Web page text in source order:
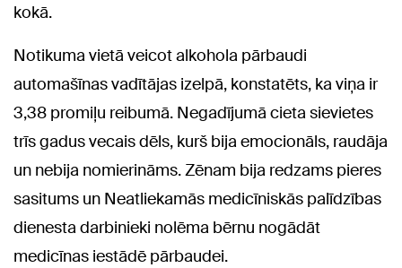
kokā.
Notikuma vietā veicot alkohola pārbaudi
automašīnas vadītājas izelpā, konstatēts, ka viņa ir
3,38 promiļu reibumā. Negadījumā cieta sievietes
trīs gadus vecais dēls, kurš bija emocionāls, raudāja
un nebija nomierināms. Zēnam bija redzams pieres
sasitums un Neatliekamās medicīniskās palīdzības
dienesta darbinieki nolēma bērnu nogādāt
medicīnas iestādē pārbaudei.